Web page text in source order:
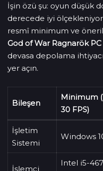
İşin özü şu: oyun düşük
derecede iyi
resmî minimum ve
God of War Ragnarök PC
devasa depolama
yer açın.
Bileşen
Minimum
30 FPS)
İşletim
Sistemi
Windows
İşlemci
Intel i5-